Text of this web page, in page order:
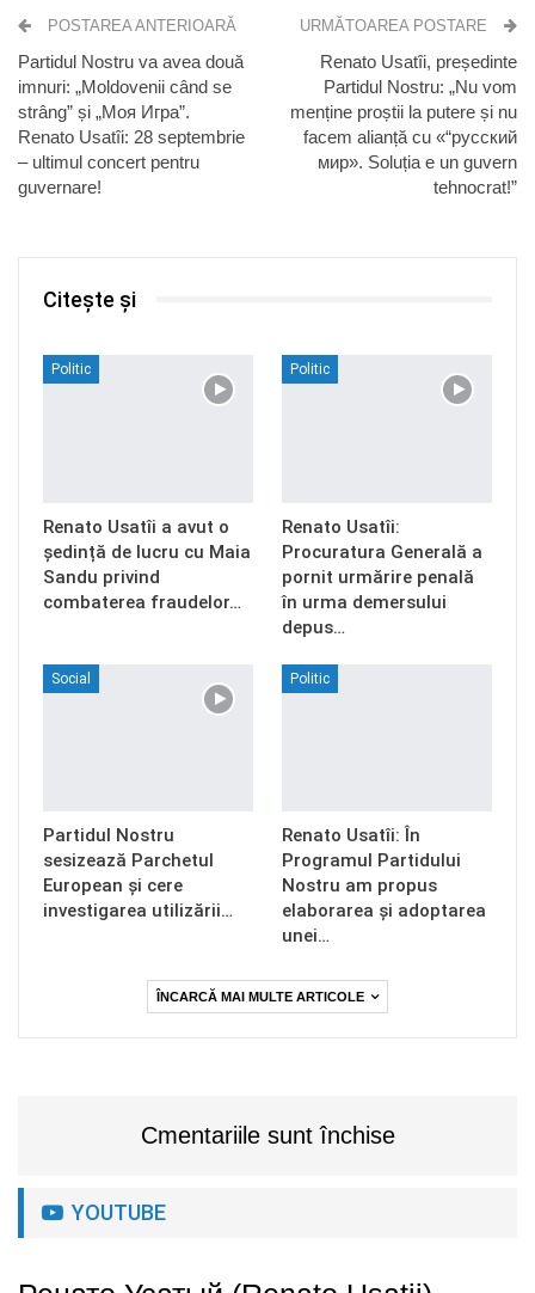
POSTAREA ANTERIOARĂ
Partidul Nostru va avea două
imnuri: „Moldovenii când se
strâng” și „Моя Игра”.
Renato Usatîi: 28 septembrie
– ultimul concert pentru
guvernare!
URMĂTOAREA POSTARE
Renato Usatîi, președinte
Partidul Nostru: „Nu vom
menține proștii la putere și nu
facem alianță cu «“pусский
мир». Soluția e un guvern
tehnocrat!”
Citește și
Politic
Renato Usatîi a avut o
ședință de lucru cu Maia
Sandu privind
combaterea fraudelor…
Politic
Renato Usatîi:
Procuratura Generală a
pornit urmărire penală
în urma demersului
depus…
Social
Partidul Nostru
sesizează Parchetul
European și cere
investigarea utilizării…
Politic
Renato Usatîi: În
Programul Partidului
Nostru am propus
elaborarea și adoptarea
unei…
ÎNCARCĂ MAI MULTE ARTICOLE
Cmentariile sunt închise
YOUTUBE